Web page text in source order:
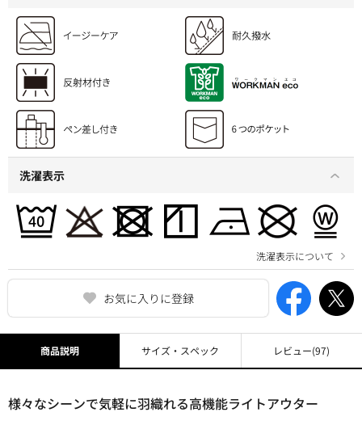
お気に入りに登録
洗濯表示
洗濯表示について
商品説明
様々なシーンで気軽に羽織れる高機能ライトアウター
サイズ・スペック レビュー(97)